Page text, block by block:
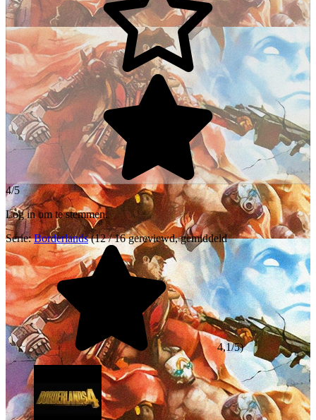
4/5
Log in om te stemmen.
Serie: Borderlands (12 / 16 gereviewd, gemiddeld
4,1/5)